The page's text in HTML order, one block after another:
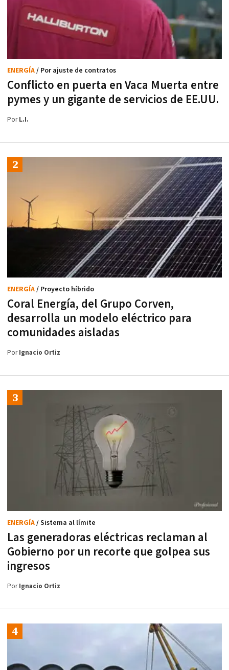
Conflicto en puerta en Vaca Muerta entre
pymes y un gigante de servicios de EE.UU.
ENERGÍA/ Por ajuste de contratos
PorL.I.
Coral Energía, del Grupo Corven,
desarrolla un modelo eléctrico para
comunidades aisladas
ENERGÍA/ Proyecto híbrido
PorIgnacio Ortiz
Las generadoras eléctricas reclaman al
Gobierno por un recorte que golpea sus
ingresos
ENERGÍA/ Sistema al límite
PorIgnacio Ortiz